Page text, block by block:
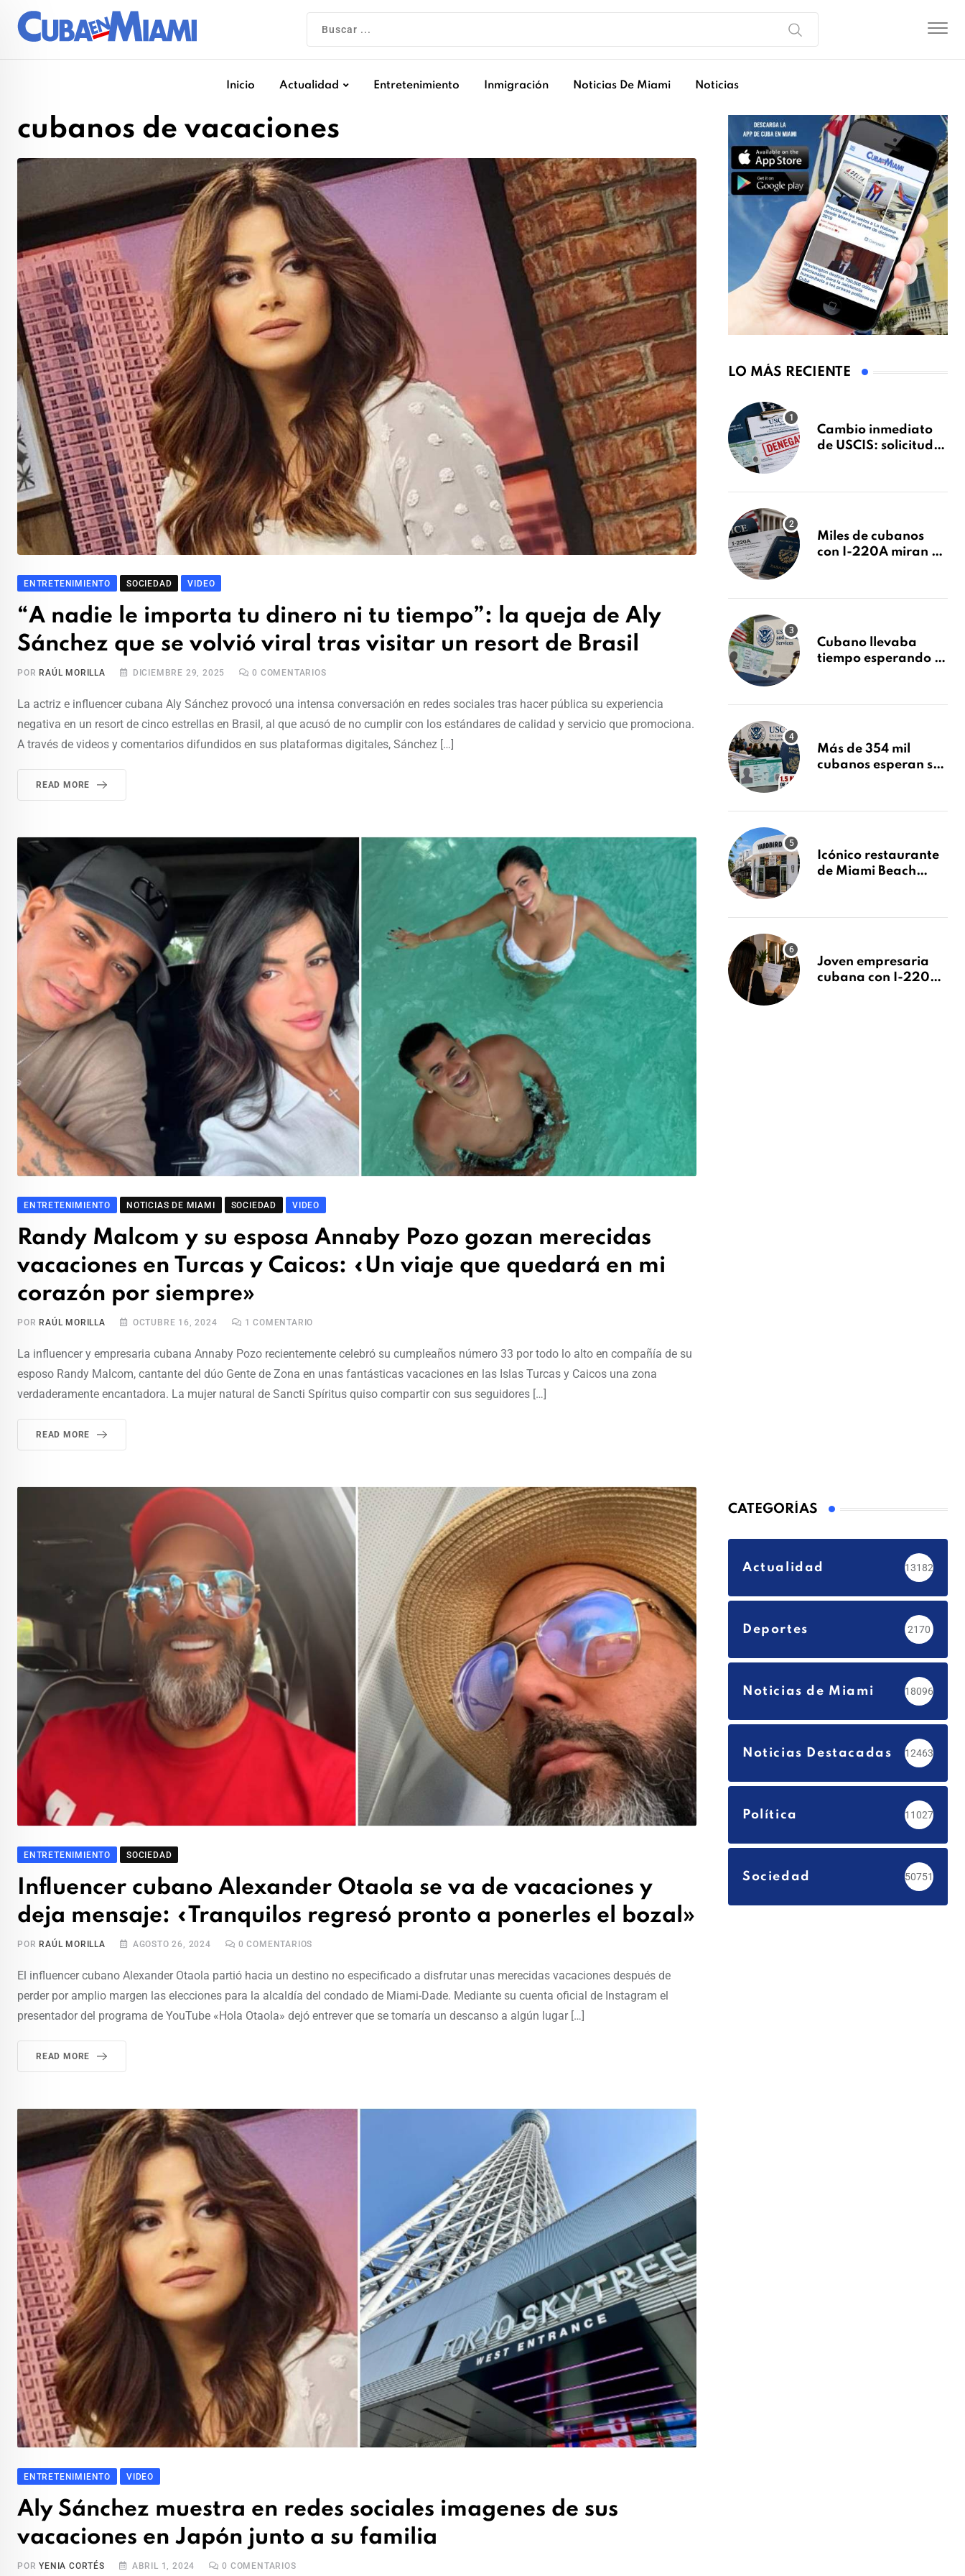
Inicio Actualidad Entretenimiento Inmigración Noticias De Miami Noticias
cubanos de vacaciones
ENTRETENIMIENTO SOCIEDAD VIDEO
“A nadie le importa tu dinero ni tu tiempo”: la queja de Aly
Sánchez que se volvió viral tras visitar un resort de Brasil
POR RAÚL MORILLA DICIEMBRE 29, 2025 0 COMENTARIOS
La actriz e influencer cubana Aly Sánchez provocó una intensa conversación en redes sociales tras hacer pública su experiencia
negativa en un resort de cinco estrellas en Brasil, al que acusó de no cumplir con los estándares de calidad y servicio que promociona.
A través de videos y comentarios difundidos en sus plataformas digitales, Sánchez […]
READ MORE
ENTRETENIMIENTO NOTICIAS DE MIAMI SOCIEDAD VIDEO
Randy Malcom y su esposa Annaby Pozo gozan merecidas
vacaciones en Turcas y Caicos: «Un viaje que quedará en mi
corazón por siempre»
POR RAÚL MORILLA OCTUBRE 16, 2024 1 COMENTARIO
La influencer y empresaria cubana Annaby Pozo recientemente celebró su cumpleaños número 33 por todo lo alto en compañía de su
esposo Randy Malcom, cantante del dúo Gente de Zona en unas fantásticas vacaciones en las Islas Turcas y Caicos una zona
verdaderamente encantadora. La mujer natural de Sancti Spíritus quiso compartir con sus seguidores […]
READ MORE
ENTRETENIMIENTO SOCIEDAD
Influencer cubano Alexander Otaola se va de vacaciones y
deja mensaje: «Tranquilos regresó pronto a ponerles el bozal»
POR RAÚL MORILLA AGOSTO 26, 2024 0 COMENTARIOS
El influencer cubano Alexander Otaola partió hacia un destino no especificado a disfrutar unas merecidas vacaciones después de
perder por amplio margen las elecciones para la alcaldía del condado de Miami-Dade. Mediante su cuenta oficial de Instagram el
presentador del programa de YouTube «Hola Otaola» dejó entrever que se tomaría un descanso a algún lugar […]
READ MORE
ENTRETENIMIENTO VIDEO
Aly Sánchez muestra en redes sociales imagenes de sus
vacaciones en Japón junto a su familia
PORYENIA CORTÉS ABRIL 1, 2024 0 COMENTARIOS
LO MÁS RECIENTE
Cambio inmediato
de USCIS: solicitudes
sin previo aviso
Miles de cubanos
con I-220A miran al
decidirse en una
Cubano llevaba
tiempo esperando su
tras Writ of
Más de 354 mil
cubanos esperan su
millones de
Icónico restaurante
de Miami Beach
después de 15 años
Joven empresaria
cubana con I-220A
CATEGORÍAS
Actualidad 13182
Deportes 2170
Noticias de Miami 18096
Noticias Destacadas 12463
Política 11027
Sociedad 50751